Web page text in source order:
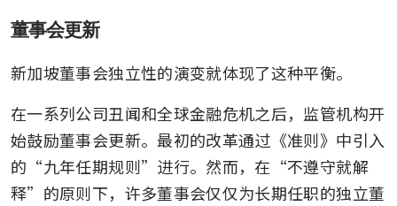
董事会更新
新加坡董事会独立性的演变就体现了这种平衡。
在一系列公司丑闻和全球金融危机之后，监管机构开
始鼓励董事会更新。最初的改革通过《准则》中引入
的“九年任期规则”进行。然而，在“不遵守就解
释”的原则下，许多董事会仅仅为长期任职的独立董